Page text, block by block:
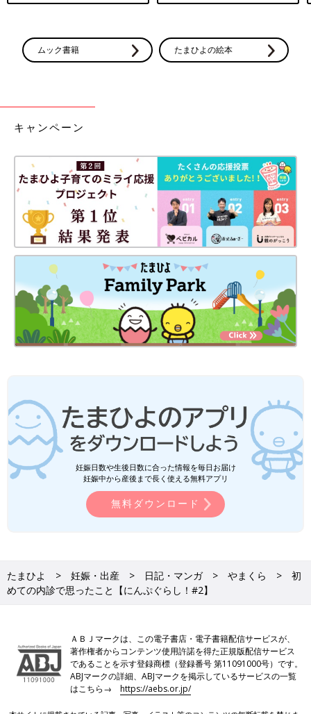
ムック書籍 たまひよの絵本
キャンペーン
妊娠日数や生後日数に合った情報を毎日お届け
妊娠中から産後まで長く使える無料アプリ
無料ダウンロード
たまひよ 妊娠・出産 日記・マンガ やまくら
初
めての内診で思ったこと【にんぷぐらし！#2】
ＡＢＪマークは、この電子書店・電子書籍配信サービスが、
著作権者からコンテンツ使用許諾を得た正規版配信サービス
であることを示す登録商標（登録番号 第11091000号）です。
ABJマークの詳細、ABJマークを掲示しているサービスの一覧
はこちら→https://aebs.or.jp/